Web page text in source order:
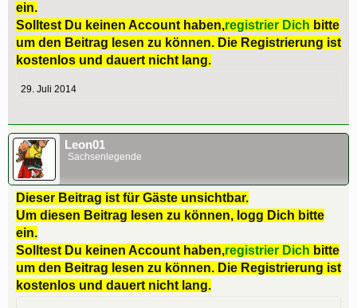
ein.
Solltest Du keinen Account haben,registrier Dich bitte
um den Beitrag lesen zu können. Die Registrierung ist
kostenlos und dauert nicht lang.
29. Juli 2014
Leon01
Sachsenlegende
Dieser Beitrag ist für Gäste unsichtbar.
Um diesen Beitrag lesen zu können, logg Dich bitte
ein.
Solltest Du keinen Account haben,registrier Dich bitte
um den Beitrag lesen zu können. Die Registrierung ist
kostenlos und dauert nicht lang.